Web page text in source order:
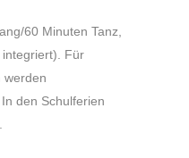
60 Minuten Tanz,
integriert). Für
werden
den Schulferien